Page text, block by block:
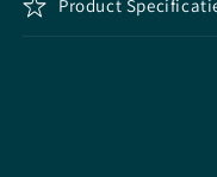
Product